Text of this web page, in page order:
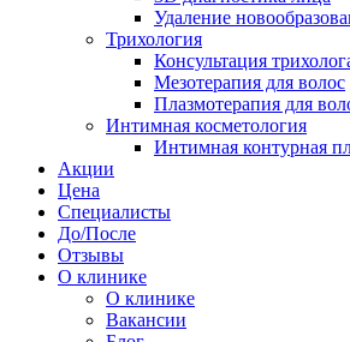
Удаление
Трихология
Консультация
Мезотерапия для волос
Плазмотерапия для
Интимная косметология
Интимная контурная
Акции
Цена
Специалисты
До/После
Отзывы
О клинике
О клинике
Вакансии